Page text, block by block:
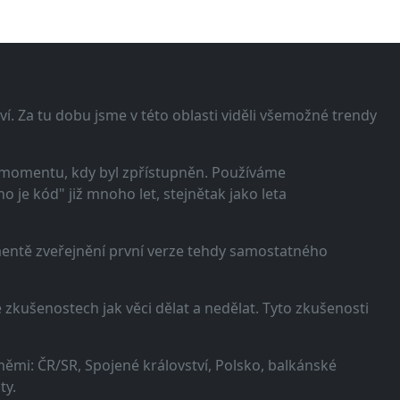
Za tu dobu jsme v této oblasti viděli všemožné trendy
kdy byl zpřístupněn. Používáme
je kód" již mnoho let, stejnětak jako leta
zveřejnění první verze tehdy samostatného
jak věci dělat a nedělat. Tyto zkušenosti
ČR/SR, Spojené království, Polsko, balkánské